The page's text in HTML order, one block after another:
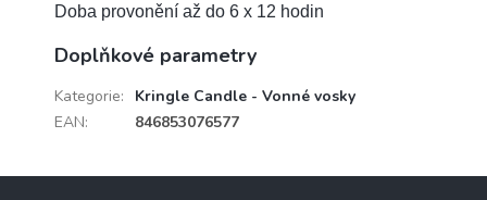
Doba provonění až do 6 x 12 hodin
Doplňkové parametry
Kategorie:
Kringle Candle - Vonné vosky
EAN: 846853076577